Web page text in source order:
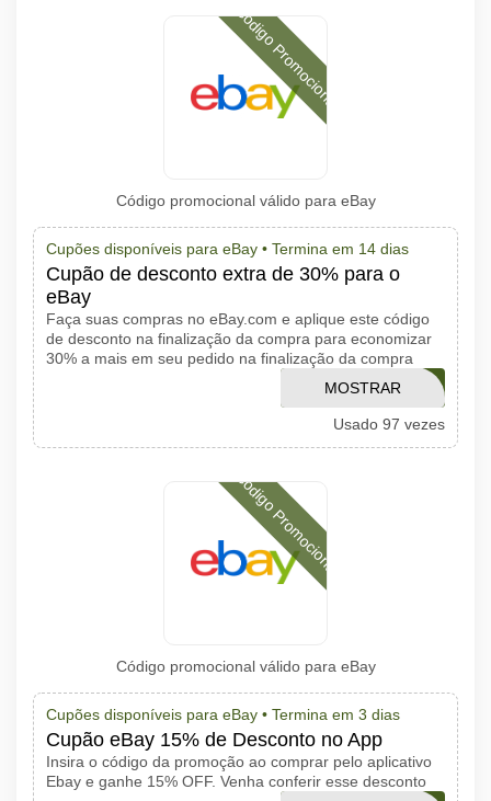
Código Promocional
Código promocional válido para eBay
Cupões disponíveis para eBay • Termina em 14 dias
Cupão de desconto extra de 30% para o
eBay
Faça suas compras no eBay.com e aplique este código
de desconto na finalização da compra para economizar
30% a mais em seu pedido na finalização da compra
SHIRESAVINGS
MOSTRAR
CÓDIGO
Usado 97 vezes
Código Promocional
Código promocional válido para eBay
Cupões disponíveis para eBay • Termina em 3 dias
Cupão eBay 15% de Desconto no App
Insira o código da promoção ao comprar pelo aplicativo
Ebay e ganhe 15% OFF. Venha conferir esse desconto